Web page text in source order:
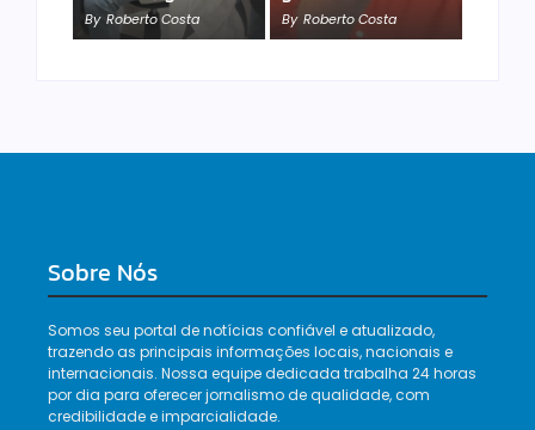
By Roberto Costa By Roberto Costa
By Roberto Costa
Sobre Nós
Somos seu portal de notícias confiável e atualizado,
trazendo as principais informações locais, nacionais e
internacionais. Nossa equipe dedicada trabalha 24 horas
por dia para oferecer jornalismo de qualidade, com
credibilidade e imparcialidade.